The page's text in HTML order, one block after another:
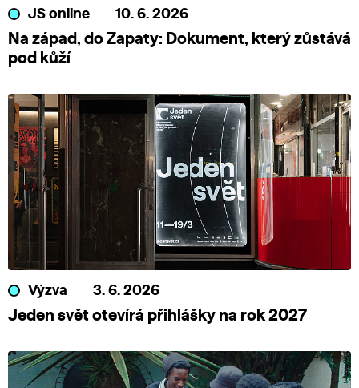
JS online 10. 6. 2026
Na západ, do Zapaty: Dokument, který zůstává
pod kůží
Výzva 3. 6. 2026
Jeden svět otevírá přihlášky na rok 2027